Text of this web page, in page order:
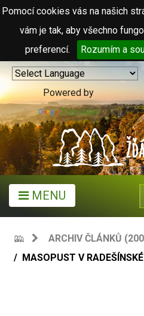
Pomocí cookies vás na našich
vám je tak, aby všechno
preferencí.
Rozumím a
Powered by
Translate
MENU
ARCHIV ČLÁNKŮ
MASOPUST V